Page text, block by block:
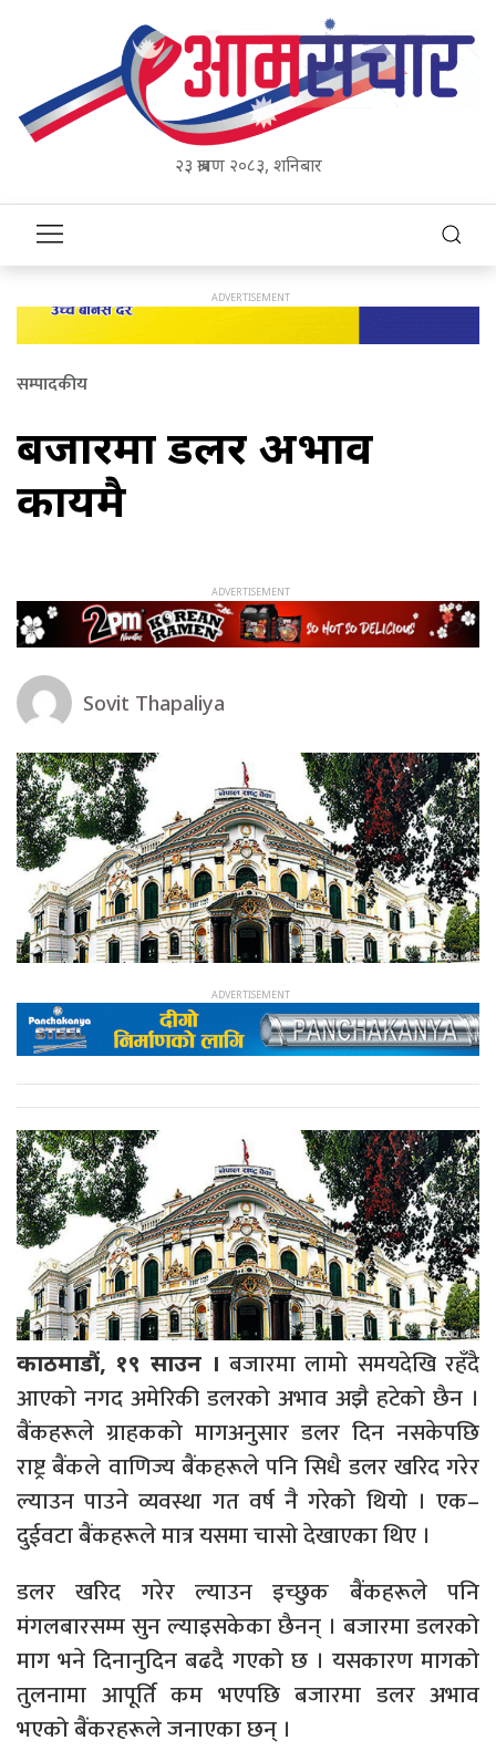
२३ श्रावण २०८३, शनिबार
सम्पादकीय
बजारमा डलर अभाव
कायमै
Sovit Thapaliya
काठमाडौं, १९ साउन । बजारमा लामो समयदेखि रहँदै
आएको नगद अमेरिकी डलरको अभाव अझै हटेको छैन ।
बैंकहरूले ग्राहकको मागअनुसार डलर दिन नसकेपछि
राष्ट्र बैंकले वाणिज्य बैंकहरूले पनि सिधै डलर खरिद गरेर
ल्याउन पाउने व्यवस्था गत वर्ष नै गरेको थियो । एक–
दुईवटा बैंकहरूले मात्र यसमा चासो देखाएका थिए ।
डलर खरिद गरेर ल्याउन इच्छुक बैंकहरूले पनि
मंगलबारसम्म सुन ल्याइसकेका छैनन् । बजारमा डलरको
माग भने दिनानुदिन बढदै गएको छ । यसकारण मागको
तुलनामा आपूर्ति कम भएपछि बजारमा डलर अभाव
भएको बैंकरहरूले जनाएका छन् ।